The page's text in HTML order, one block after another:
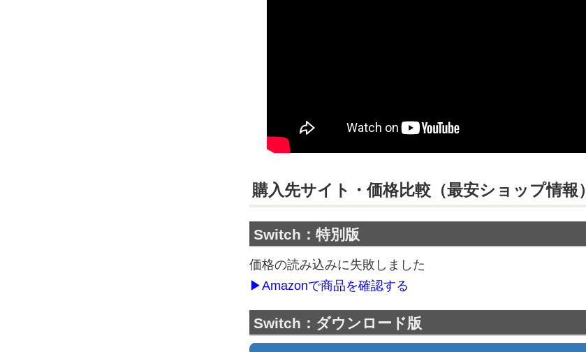
購入先サイト・価格比較（最安ショップ情報）
Switch：特別版
価格の読み込みに失敗しました
▶Amazonで商品を確認する
Switch：ダウンロード版